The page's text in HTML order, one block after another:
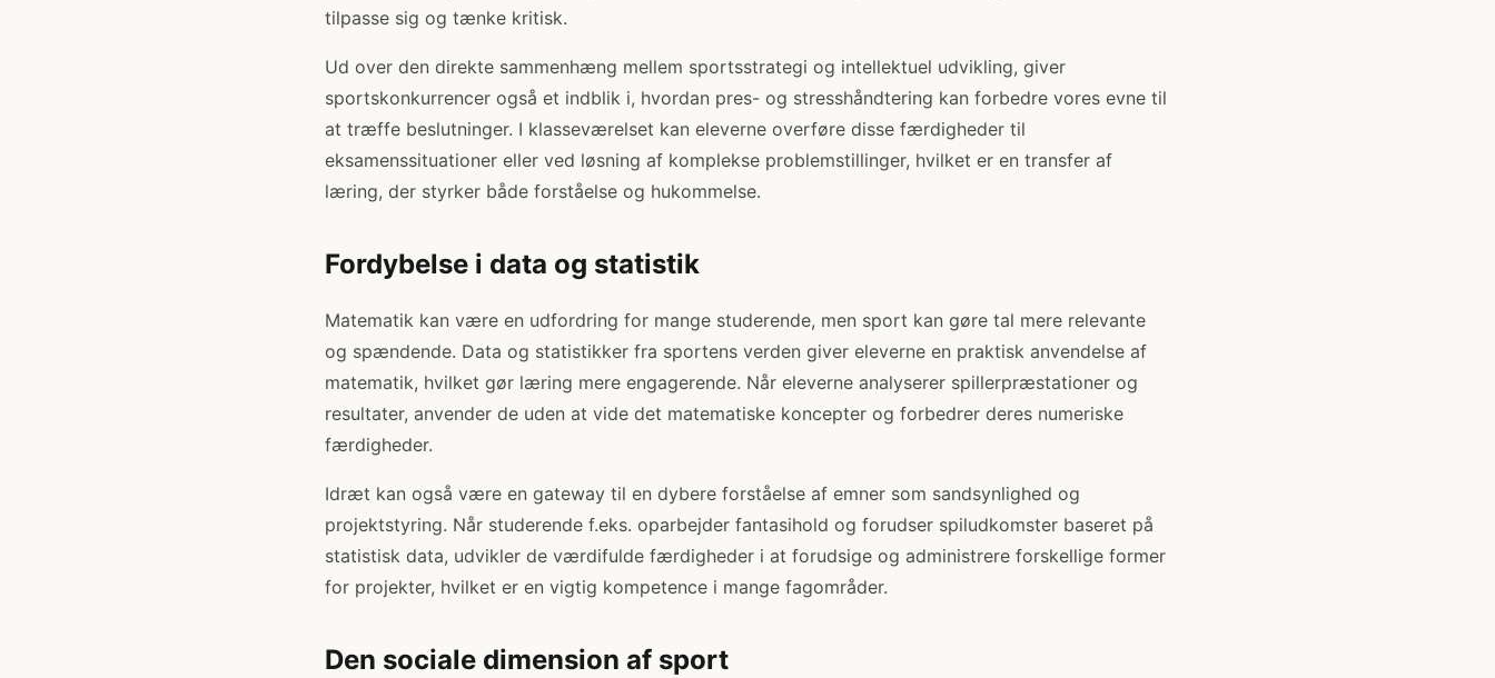
tilpasse sig og tænke kritisk.
Ud over den direkte sammenhæng mellem sportsstrategi og intellektuel udvikling, giver
sportskonkurrencer også et indblik i, hvordan pres- og stresshåndtering kan forbedre vores evne til
at træffe beslutninger. I klasseværelset kan eleverne overføre disse færdigheder til
eksamenssituationer eller ved løsning af komplekse problemstillinger, hvilket er en transfer af
læring, der styrker både forståelse og hukommelse.
Fordybelse i data og statistik
Matematik kan være en udfordring for mange studerende, men sport kan gøre tal mere relevante
og spændende. Data og statistikker fra sportens verden giver eleverne en praktisk anvendelse af
matematik, hvilket gør læring mere engagerende. Når eleverne analyserer spillerpræstationer og
resultater, anvender de uden at vide det matematiske koncepter og forbedrer deres numeriske
færdigheder.
Idræt kan også være en gateway til en dybere forståelse af emner som sandsynlighed og
projektstyring. Når studerende f.eks. oparbejder fantasihold og forudser spiludkomster baseret på
statistisk data, udvikler de værdifulde færdigheder i at forudsige og administrere forskellige former
for projekter, hvilket er en vigtig kompetence i mange fagområder.
Den sociale dimension af sport